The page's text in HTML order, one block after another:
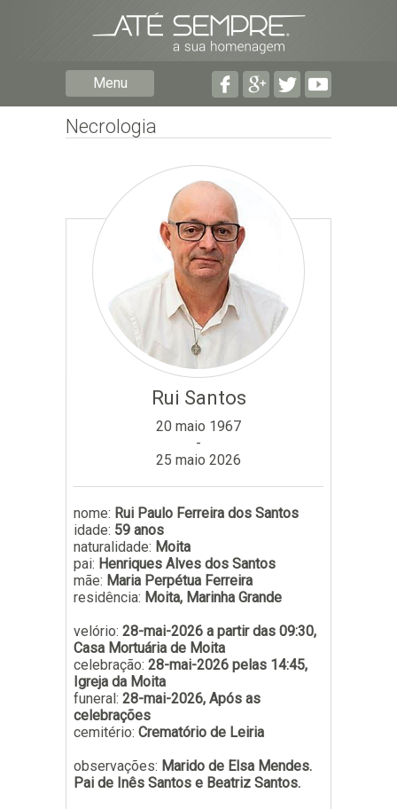
Menu
Necrologia
Rui Santos
20 maio 1967
-
25 maio 2026
nome: Rui Paulo Ferreira dos Santos
idade: 59 anos
naturalidade: Moita
pai: Henriques Alves dos Santos
mãe: Maria Perpétua Ferreira
residência: Moita, Marinha Grande
velório: 28-mai-2026 a partir das 09:30,
Casa Mortuária de Moita
celebração: 28-mai-2026 pelas 14:45,
Igreja da Moita
funeral: 28-mai-2026, Após as
celebrações
cemitério: Crematório de Leiria
observações: Marido de Elsa Mendes.
Pai de Inês Santos e Beatriz Santos.
Preencha o formulário seguinte para ser notificado de
falecimentos em determinado concelho.
Subscrever
Preencha os seguintes campos com a informação mais
pormenorizada possível: